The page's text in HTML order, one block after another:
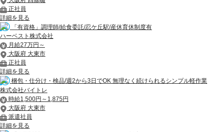
正社員
詳細を見る
「有資格」調理師/給食委託/忍ケ丘駅/産休育休制度有
ハーベスト株式会社
月給27万円～
大阪府 大東市
正社員
詳細を見る
梱包・仕分け・検品/週2から3日でOK 無理なく続けられるシンプル軽作業
株式会社バイトレ
時給1,500円～1,875円
大阪府 大東市
派遣社員
詳細を見る